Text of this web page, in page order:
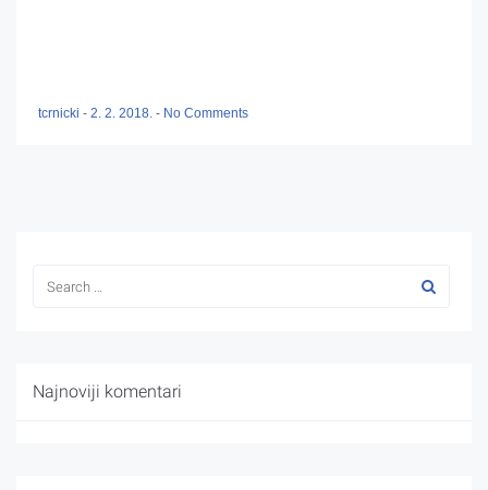
tcrnicki - 2. 2. 2018. - No Comments
Najnoviji komentari